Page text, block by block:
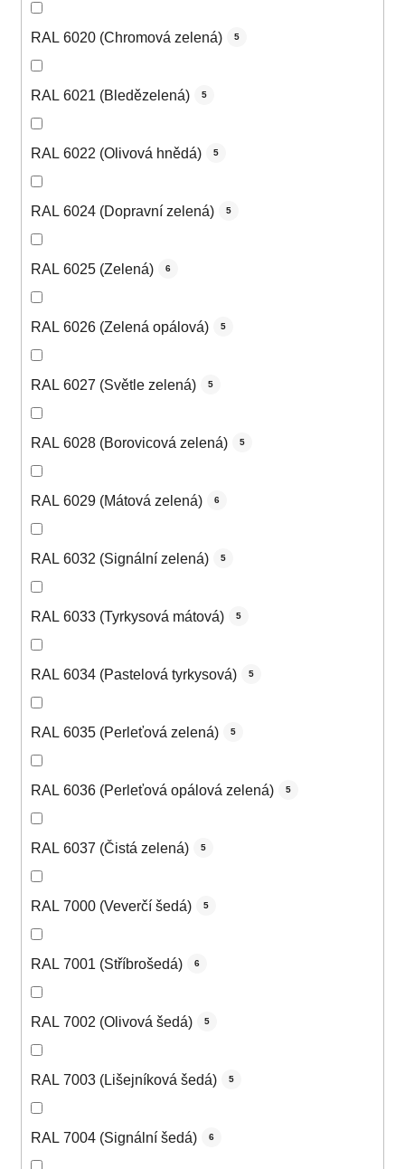
RAL 6020 (Chromová zelená) 5
RAL 6021 (Bledězelená) 5
RAL 6022 (Olivová hnědá) 5
RAL 6024 (Dopravní zelená) 5
RAL 6025 (Zelená) 6
RAL 6026 (Zelená opálová) 5
RAL 6027 (Světle zelená) 5
RAL 6028 (Borovicová zelená) 5
RAL 6029 (Mátová zelená) 6
RAL 6032 (Signální zelená) 5
RAL 6033 (Tyrkysová mátová) 5
RAL 6034 (Pastelová tyrkysová) 5
RAL 6035 (Perleťová zelená) 5
RAL 6036 (Perleťová opálová zelená) 5
RAL 6037 (Čistá zelená) 5
RAL 7000 (Veverčí šedá) 5
RAL 7001 (Stříbrošedá) 6
RAL 7002 (Olivová šedá) 5
RAL 7003 (Lišejníková šedá) 5
RAL 7004 (Signální šedá) 6